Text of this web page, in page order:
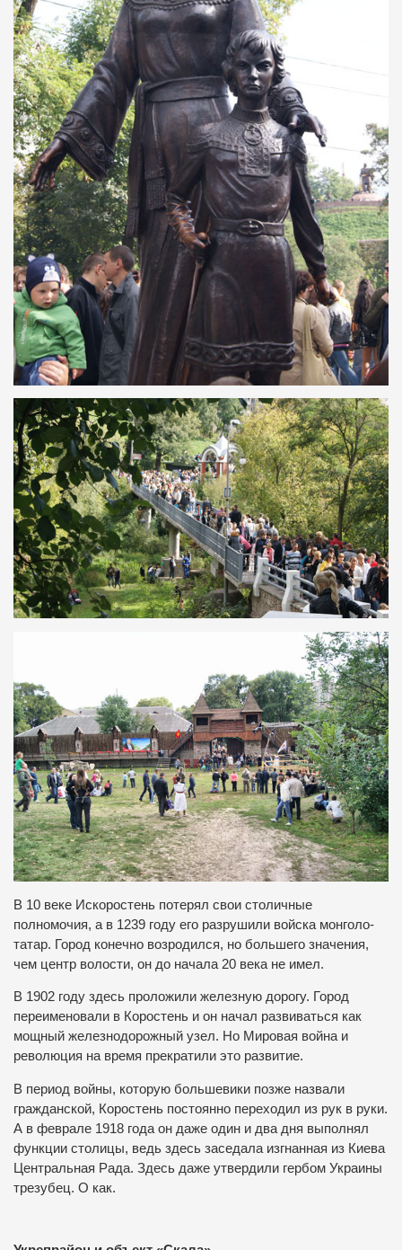
В 10 веке Искоростень потерял свои столичные
полномочия, а в 1239 году его разрушили войска монголо-
татар. Город конечно возродился, но большего значения,
чем центр волости, он до начала 20 века не имел.
В 1902 году здесь проложили железную дорогу. Город
переименовали в Коростень и он начал развиваться как
мощный железнодорожный узел. Но Мировая война и
революция на время прекратили это развитие.
В период войны, которую большевики позже назвали
гражданской, Коростень постоянно переходил из рук в руки.
А в феврале 1918 года он даже один и два дня выполнял
функции столицы, ведь здесь заседала изгнанная из Киева
Центральная Рада. Здесь даже утвердили гербом Украины
трезубец. О как.